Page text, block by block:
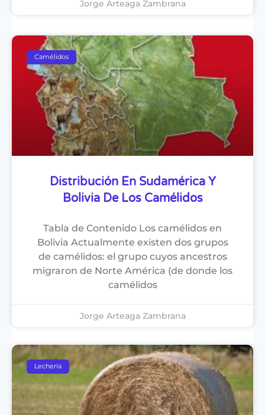
Jorge Arteaga Zambrana
Camélidos
Distribución En Sudamérica Y
Bolivia De Los Camélidos
Tabla de Contenido Los camélidos en
Bolivia Actualmente existen dos grupos
de camélidos: el grupo cuyos ancestros
migraron de Norte América (de donde los
camélidos
Jorge Arteaga Zambrana
Lechería